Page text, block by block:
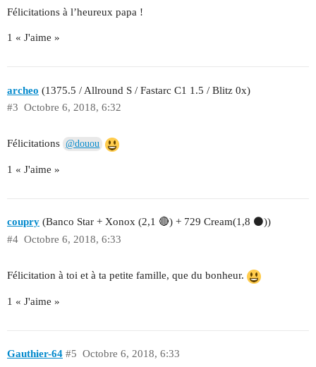
Félicitations à l’heureux papa !
1 « J'aime »
archeo (1375.5 / Allround S / Fastarc C1 1.5 / Blitz 0x)
Octobre 6, 2018, 6:32
#3
Félicitations @douou
1 « J'aime »
coupry (Banco Star + Xonox (2,1 🔴) + 729 Cream(1,8 ⚫))
Octobre 6, 2018, 6:33
#4
Félicitation à toi et à ta petite famille, que du bonheur.
1 « J'aime »
Gauthier-64 Octobre 6, 2018, 6:33
#5